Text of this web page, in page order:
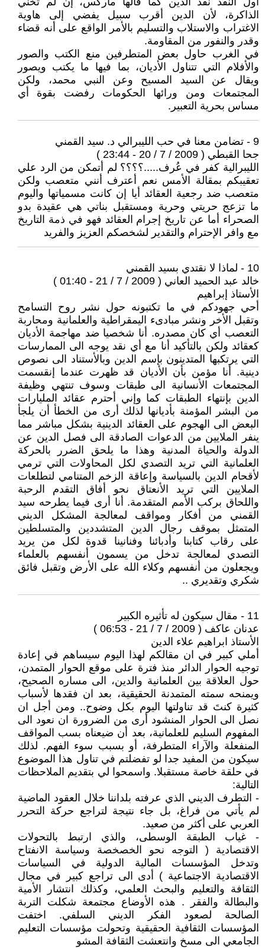
الذاكرة، لأن الدين أقرب سبيل يفضي إلى هاوية
الاغتراب والاستلاب والتسليم بالأمر الواقع على أنه قضاء
وقدر والنفور من المقاومة.
في الغرب حاول بعض المتطرفين منع الكتب والصور
والأفلام التي تتناول الأديان، بما فيها ما يكتب ويصور
ويقال عن السيد المسيح وعن النبي محمد، ولكن
المجتمعات ومن ورائها الحكومات رفضت بقوة أي
مساس بحرية التعبير.
9 - تضامن معنا في حب الليبرالي د. سيد القمني
جحا القبطي ( 2009 / 7 / 20 - 23:44 )
الليبرالية كفر في عُرف.....؟؟؟؟ لم أتمكن من الرد علي
تعقيبكم بمقالة الأمس نعم أعترف أنني متعصب ولكن
متعصب ضد رجعية العقائد أيا إن كانت مسمياتها واليوم
ما تزعج حريتي وحرية ومستقبل بناتي هي عقيدة بدو
الصحراء أما عن تاريخ إجرام العقائد فهو في ذمة التاريخ
مع وافر الإحترام والتقدير لشخصكم العزيز والفريد
10 - لماذا لا نقتدي بسيد القمني
خالد عبد الحميد العاني ( 2009 / 7 / 21 - 01:40 )
الأستاذ إبراهيم
أحي جهودكم في ما تكتبونه حول نشر روح التسامح
وتقبل الأخر ونشر مبادىء اليمقراطية والعلمانية ومحاربة
التعصب أي كان مصدره. أنا شخصيا ضد مهاجمة الأديان
كعقائد ولكن بالتأكيد أنا مع أي نقد يوجه الى الممارسات
التي يرتكبها المتدينون بإسم الدين وبالأستناد الى نصوص
دينية. أنا مؤمن بأن الأديان قد ظهرت عندما إنقسمت
المجتمعات الأنسانية الى طبقات وسوف تنتهي وظيفة
الدين بإنتهاء الطبقات كما وإني أحترم عقائد المليارات
من البشر المؤمنة بأديانها لذلك أرى من الخطأ أن يلجأ
البعض الى الهجوم على العقائد الدينية بشكل مباشر مما
ينفر الملايين من الدعوات الصادقة الى فصل الدين عن
الدولة والحياة المدنية وهذا ما يلحق الضرر بالحركة
العلمانية التي تريد التصدي لكل المحاولات التي ترمي
لأقحام الدين بالسياسة وإعاقة الزخم المتنامي لتطلعات
الملايين التي تريد الأنعتاق نحو أفاق التقدم الرحبة
واللحاق بركب الأمم المتقدمة. أنا أرى فيما يطرحه سيد
القمني من أفكار ومواقف لمعالجة المشكل الديني
المتمثل بموقف رجال الدين المتشددين والمتسلطين
على رقاب كتابنا وأدبائنا وفنانينا قدوة لكل من يريد
التصدي لمعالجة تدخل من يسمون أنفسهم بالعلماء
ويجعلون من أنفسهم وكلاء الله على الأرض وتقبل فائق
شكري وتقديري ..
11 - مقال سيكون له تأثيره الكبير
عدنان عاكف ( 2009 / 7 / 21 - 06:53 )
الأستاذ ابراهيم علاء الدين
أملي كبير في ان مقالكم لهذا اليوم سيساهم في إعادة
توجيه الحوار الدائر منذ فترة على موقع الحوار المتمدن،
حول العلاقة بين العلمانية والدين، الى مساره الصحيح،
ويمنحه سمته المتمدنة الحقيقية، بعد ان فقدها لأسباب
كثيرة كنتَ قد تناولتها اليوم بكل وضوح.. ومن أجل ان
نصل الى الحوار المنشود أرى من الضرورة ان نعود الى
المفهوم السليم للعلمانية، بعد أن ضيعناه بسب المواقف
المنفعلة والآراء المتطرفة، أو بسبب سوء الفهم. لذلك
سيكون من المفيد جدا لو تفضلتم في تناول هذا الموضوع
في حلقة خاصة مستقبلا. واسمحوا لي بتقديم الملاحظات
التالية:
- التطرف الديني الذي عرفته بلداننا خلال العقود الماضية
لم يأتي من فراغ، بل جاء نتيجة لتراجع حركة التحرر
العربي على أكثر من صعيد.
- غياب الطبقة الوسطى، والذي ارتبط بالتحولات
الاقتصادية ( التوجه نحو الخصخصة وسياسة الانفتاح
وتدخل المؤسسات المالية الدولية في السياسات
الاقتصادية الاجتماعية ) أدى الى تراجع كبير في مجال
الثقافة والتعليم والبحث العلمي، وكذلك انتشار الأمية
والبطالة والفقر . هذه الأوضاع مجتمعة شكلت التربة
الصالحة لصعود الفكر الديني السلفي. اختفت
المؤسسات الثقافية الحقيقية وتحولت مؤسسات التعليم
الجامعي الى مسخ وانتعشت الثقافة المشو